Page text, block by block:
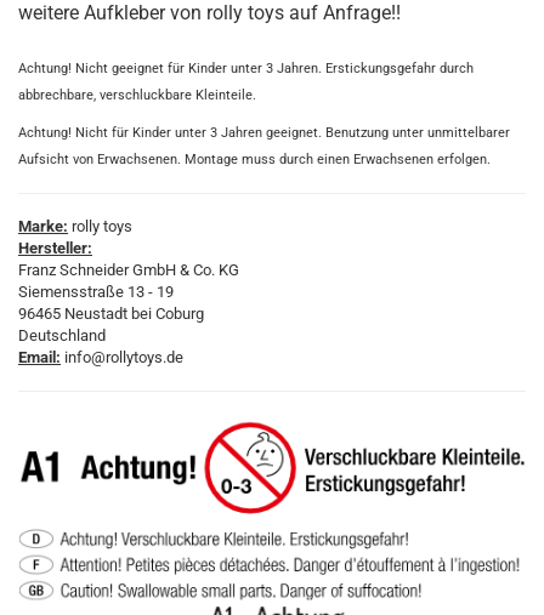
weitere Aufkleber von rolly toys auf Anfrage!!
Achtung! Nicht geeignet für Kinder unter 3 Jahren. Erstickungsgefahr durch
abbrechbare, verschluckbare Kleinteile.
Achtung! Nicht für Kinder unter 3 Jahren geeignet. Benutzung unter unmittelbarer
Aufsicht von Erwachsenen. Montage muss durch einen Erwachsenen erfolgen.
Marke: rolly toys
Hersteller:
Franz Schneider GmbH & Co. KG
Siemensstraße 13 - 19
96465 Neustadt bei Coburg
Deutschland
Email: info@rollytoys.de